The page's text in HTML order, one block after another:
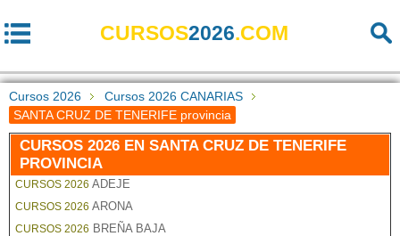
CURSOS2026.COM
Cursos 2026
Cursos 2026 CANARIAS
SANTA CRUZ DE TENERIFE provincia
CURSOS 2026 EN SANTA CRUZ DE TENERIFE
PROVINCIA
CURSOS 2026 ADEJE
CURSOS 2026 ARONA
CURSOS 2026 BREÑA BAJA